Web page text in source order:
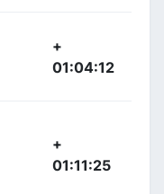
+
01:04:12
+
01:11:25